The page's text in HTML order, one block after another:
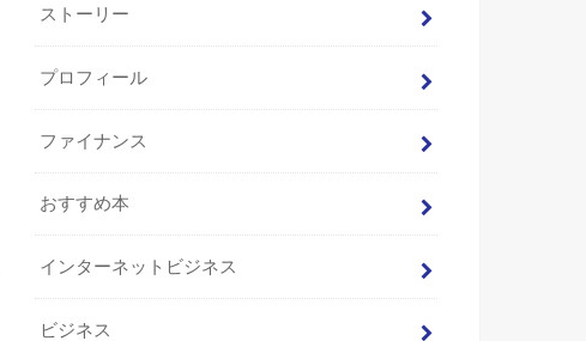
ストーリー
プロフィール
ファイナンス
おすすめ本
インターネットビジネス
ビジネス